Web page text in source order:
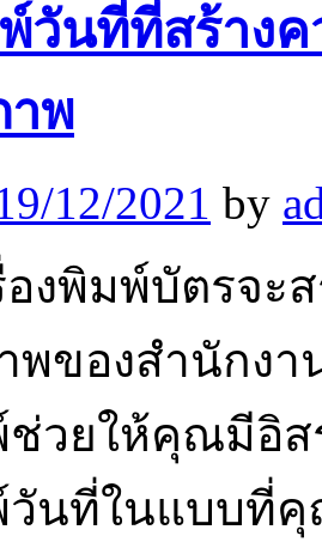
วันที่ที่สร้าง
าพ
12/2021 by
องพิมพ์บัตรจะ
พของสำนักง
ช่วยให้คุณมีอิ
วันที่ในแบบที่